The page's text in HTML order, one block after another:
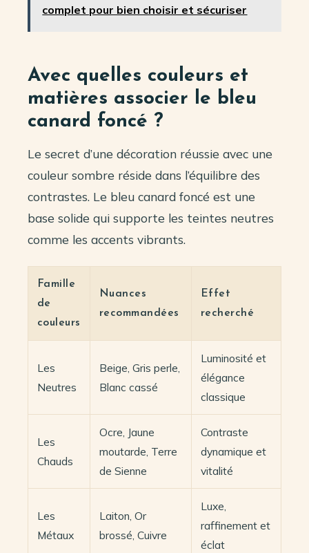
complet pour bien choisir et sécuriser
Avec quelles couleurs et
matières associer le bleu
canard foncé ?
Le secret d’une décoration réussie avec une
couleur sombre réside dans l’équilibre des
contrastes. Le bleu canard foncé est une
base solide qui supporte les teintes neutres
comme les accents vibrants.
Famille
de
couleurs
Nuances
recommandées
Effet
recherché
Les
Neutres
Beige, Gris perle,
Blanc cassé
Luminosité et
élégance
classique
Les
Chauds
Ocre, Jaune
moutarde, Terre
de Sienne
Contraste
dynamique et
vitalité
Les
Métaux
Laiton, Or
brossé, Cuivre
Luxe,
raffinement et
éclat